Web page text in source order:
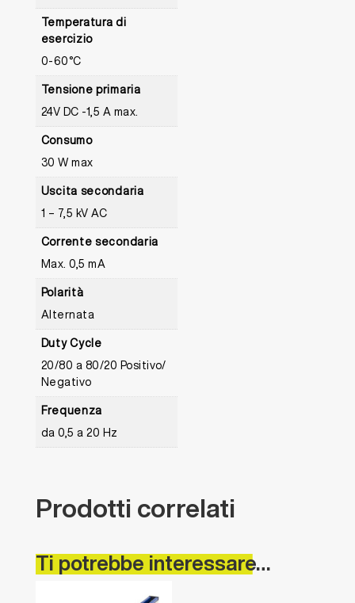
Temperatura di
esercizio
0-60°C
Tensione primaria
24V DC -1,5 A max.
Consumo
30 W max
Uscita secondaria
1 – 7,5 kV AC
Corrente secondaria
Max. 0,5 mA
Polarità
Alternata
Duty Cycle
20/80 a 80/20 Positivo/
Negativo
Frequenza
da 0,5 a 20 Hz
Prodotti correlati
Ti potrebbe interessare…